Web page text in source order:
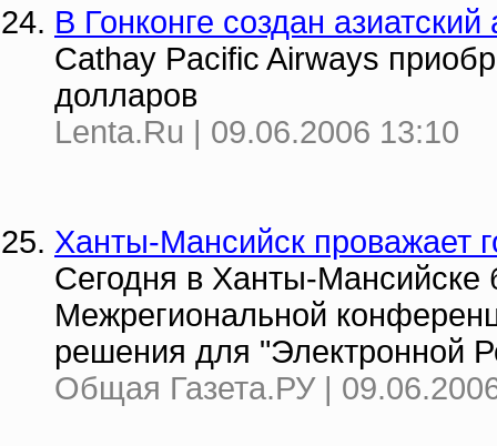
В Гонконге создан азиатский
Cathay Pacific Airways
долларов
Lenta.Ru | 09.06.2006 13:10
Ханты-Мансийск проважает
Сегодня в Ханты-Мансийске
Межрегиональной
решения для "Электронной
Общая Газета.РУ |